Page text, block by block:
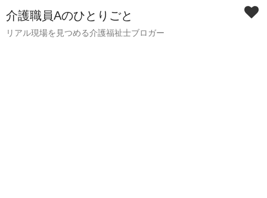
介護職員Aのひとりごと
リアル現場を見つめる介護福祉士ブロガー